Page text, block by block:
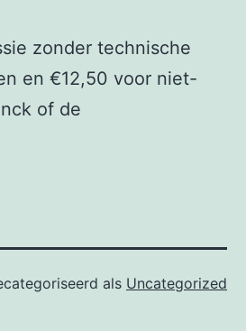
zonder technische
en €12,50 voor niet-
of de
als Uncategorized